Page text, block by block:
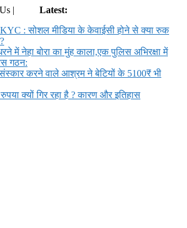
|
Latest:
: सोशल मीडिया के केवाईसी होने से क्या रुक
में नेहा बोरा का मुंह काला,एक पुलिस अभिरक्षा में
गठन:
संस्कार करने वाले आश्रम ने बेटियों के 5100₹ भी
क्यों गिर रहा है ? कारण और इतिहास